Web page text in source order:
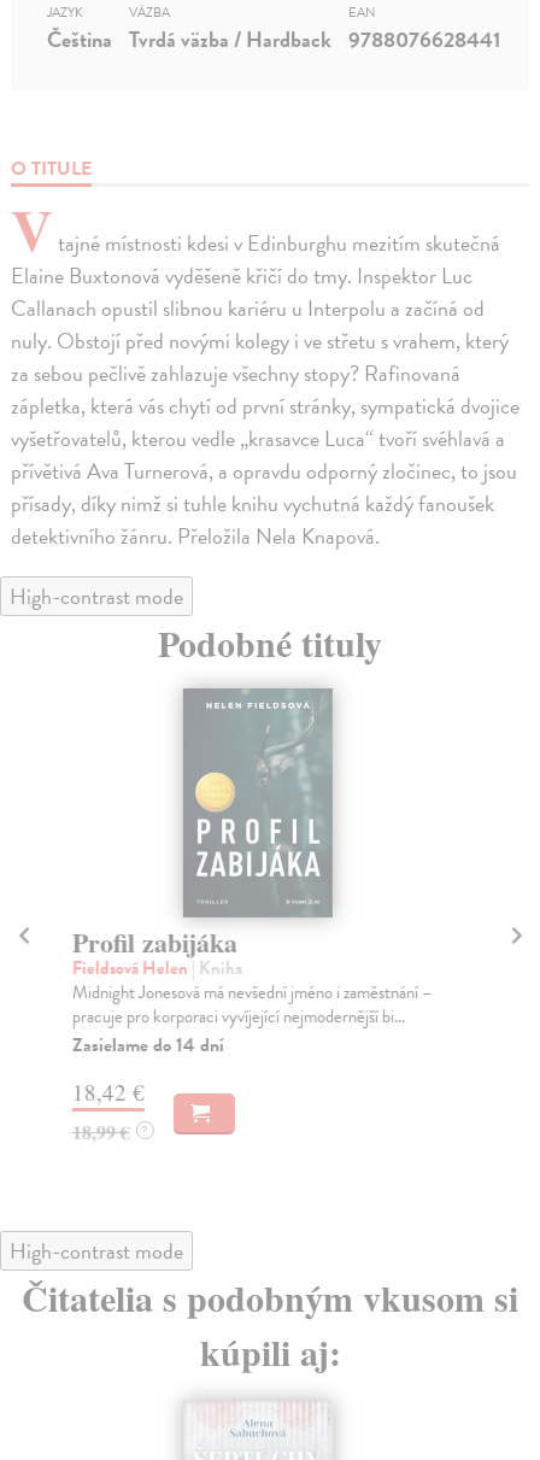
O TITULE
Vtajné místnosti kdesi v Edinburghu mezitím skutečná
Elaine Buxtonová vyděšeně křičí do tmy. Inspektor Luc
Callanach opustil slibnou kariéru u Interpolu a začíná od
nuly. Obstojí před novými kolegy i ve střetu s vrahem, který
za sebou pečlivě zahlazuje všechny stopy? Rafinovaná
zápletka, která vás chytí od první stránky, sympatická dvojice
vyšetřovatelů, kterou vedle „krasavce Luca“ tvoří svéhlavá a
přívětivá Ava Turnerová, a opravdu odporný zločinec, to jsou
přísady, díky nimž si tuhle knihu vychutná každý fanoušek
detektivního žánru. Přeložila Nela Knapová.
JAZYK
Čeština
VÄZBA
Tvrdá väzba / Hardback
EAN
9788076628441
High-contrast mode
Podobné tituly
Profil zabijáka
Fieldsová Helen | Kniha
Midnight Jonesová má nevšední jméno i zaměstnání –
pracuje pro korporaci vyvíjející nejmodernější bi...
Zasielame do 14 dní
18,42 €
18,99 € ?
High-contrast mode
Čitatelia s podobným vkusom si
kúpili aj: